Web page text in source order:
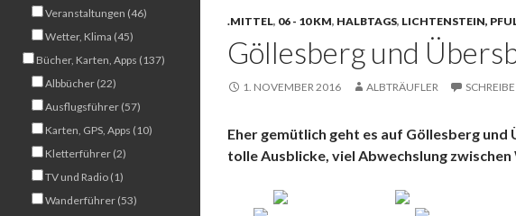
.MITTEL, 06 - 10 KM, HALBTAGS, LICHTENSTEIN,
Göllesberg und
1. NOVEMBER 2016 ALBTRÄUFLER
Eher gemütlich geht es auf Göllesberg
tolle Ausblicke, viel Abwechslung
Veranstaltungen (46)
Wetter, Klima (45)
Bücher, Karten, Apps (137)
Albbücher (22)
Ausflugsführer (57)
Karten, GPS, Apps (10)
Kletterführer (2)
TV und Radio (1)
Wanderführer (53)